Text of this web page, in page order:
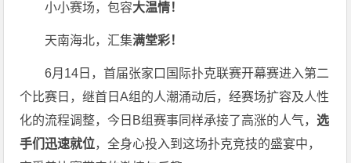
小小赛场，包容大温情！
天南海北，汇集满堂彩！
6月14日，首届张家口国际扑克联赛开幕赛进入第二
个比赛日，继首日A组的人潮涌动后，经赛场扩容及人性
化的流程调整，今日B组赛事同样承接了高涨的人气， 选
手们迅速就位，全身心投入到这场扑克竞技的盛宴中，